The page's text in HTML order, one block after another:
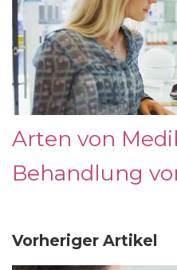
Arten von
Behandlung
Vorheriger Artikel